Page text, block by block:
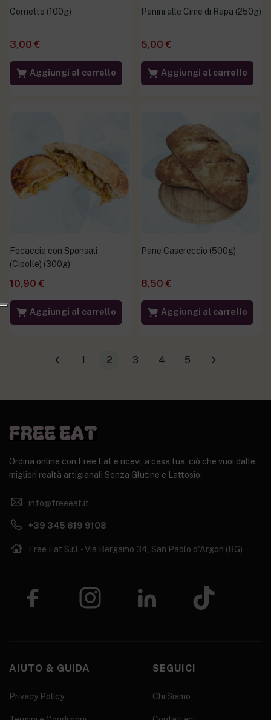
Cornetto (100g)
3,00 €
Aggiungi al carrello
Panini alle Cime di Rapa (250g)
5,00 €
Aggiungi al carrello
Focaccia con Sponsali
(Cipolle) (300g)
10,90 €
Aggiungi al carrello
Pane Casereccio (500g)
8,50 €
Aggiungi al carrello
1 2 3 4 5
Ordina online con Free Eat e ricevi, a casa tua, ciò che vuoi dalle
migliori realtà artigianali Senza Glutine e Lattosio.
info@freeeat.it
+39 345 619 9108
Free Eat S.r.l. - Via Bergamo 34, San Paolo d'Argon (BG)
AIUTO & GUIDA
Privacy Policy
SEGUICI
Chi Siamo